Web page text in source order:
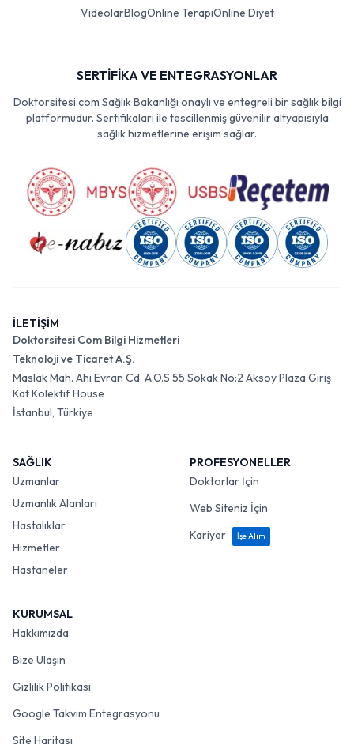
VideolarBlogOnline TerapiOnline Diyet
SERTİFİKA VE ENTEGRASYONLAR
Doktorsitesi.com Sağlık Bakanlığı onaylı ve entegreli bir sağlık bilgi
platformudur. Sertifikaları ile tescillenmiş güvenilir altyapısıyla
sağlık hizmetlerine erişim sağlar.
İLETİŞİM
Doktorsitesi Com Bilgi Hizmetleri
Teknoloji ve Ticaret A.Ş.
Maslak Mah. Ahi Evran Cd. A.O.S 55 Sokak No:2 Aksoy Plaza Giriş
Kat Kolektif House
İstanbul, Türkiye
SAĞLIK
Uzmanlar
Uzmanlık Alanları
Hastalıklar
Hizmetler
Hastaneler
PROFESYONELLER
Doktorlar İçin
Web Siteniz İçin
Kariyer
İşe Alım
KURUMSAL
Hakkımızda
Bize Ulaşın
Gizlilik Politikası
Google Takvim Entegrasyonu
Site Haritası